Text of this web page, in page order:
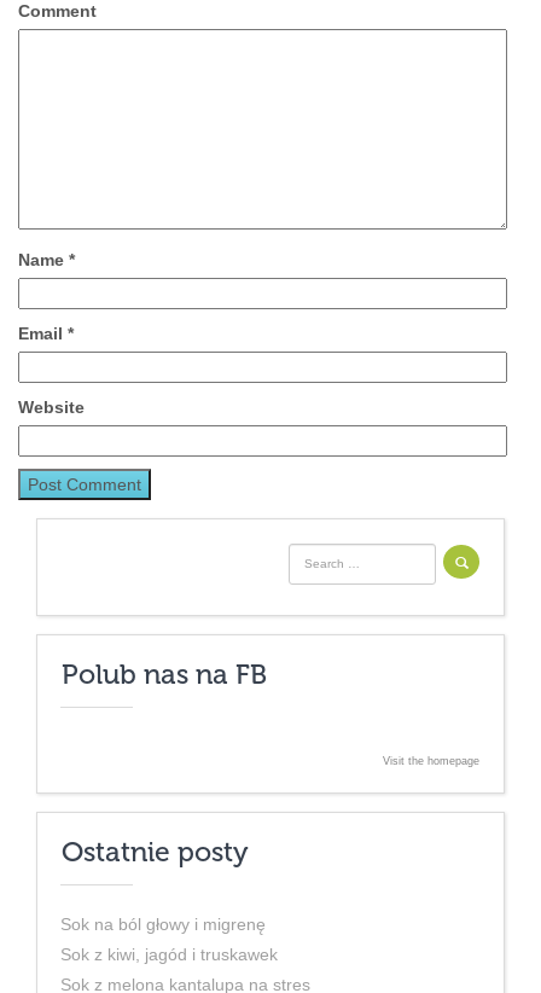
Comment
Name *
Email *
Website
Search for:
Polub nas na FB
Visit the homepage
Ostatnie posty
Sok na ból głowy i migrenę
Sok z kiwi, jagód i truskawek
Sok z melona kantalupa na stres